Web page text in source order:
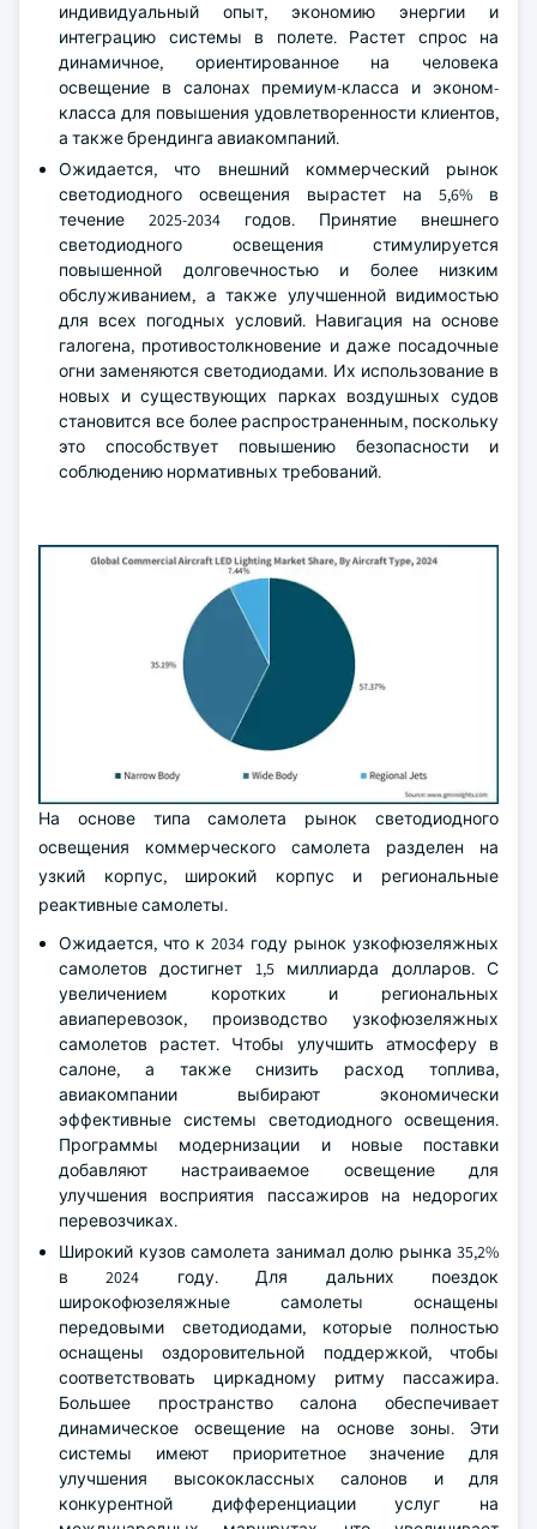
индивидуальный опыт, экономию энергии и
интеграцию системы в полете. Растет спрос на
динамичное, ориентированное на человека
освещение в салонах премиум-класса и эконом-
класса для повышения удовлетворенности клиентов,
а также брендинга авиакомпаний.
Ожидается, что внешний коммерческий рынок
светодиодного освещения вырастет на 5,6% в
течение 2025-2034 годов. Принятие внешнего
светодиодного освещения стимулируется
повышенной долговечностью и более низким
обслуживанием, а также улучшенной видимостью
для всех погодных условий. Навигация на основе
галогена, противостолкновение и даже посадочные
огни заменяются светодиодами. Их использование в
новых и существующих парках воздушных судов
становится все более распространенным, поскольку
это способствует повышению безопасности и
соблюдению нормативных требований.
На основе типа самолета рынок светодиодного
освещения коммерческого самолета разделен на
узкий корпус, широкий корпус и региональные
реактивные самолеты.
Ожидается, что к 2034 году рынок узкофюзеляжных
самолетов достигнет 1,5 миллиарда долларов. С
увеличением коротких и региональных
авиаперевозок, производство узкофюзеляжных
самолетов растет. Чтобы улучшить атмосферу в
салоне, а также снизить расход топлива,
авиакомпании выбирают экономически
эффективные системы светодиодного освещения.
Программы модернизации и новые поставки
добавляют настраиваемое освещение для
улучшения восприятия пассажиров на недорогих
перевозчиках.
Широкий кузов самолета занимал долю рынка 35,2%
в 2024 году. Для дальних поездок
широкофюзеляжные самолеты оснащены
передовыми светодиодами, которые полностью
оснащены оздоровительной поддержкой, чтобы
соответствовать циркадному ритму пассажира.
Большее пространство салона обеспечивает
динамическое освещение на основе зоны. Эти
системы имеют приоритетное значение для
улучшения высококлассных салонов и для
конкурентной дифференциации услуг на